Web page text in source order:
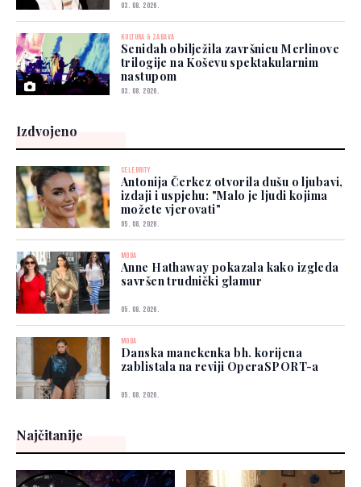
03. 08. 2026.
KULTURA & ZABAVA
Senidah obilježila završnicu Merlinove
trilogije na Koševu spektakularnim
nastupom
03. 08. 2026.
Izdvojeno
CELEBRITY
Antonija Čerkez otvorila dušu o ljubavi,
izdaji i uspjehu: "Malo je ljudi kojima
možete vjerovati"
05. 08. 2026.
MODA
Anne Hathaway pokazala kako izgleda
savršen trudnički glamur
05. 08. 2026.
MODA
Danska manekenka bh. korijena
zablistala na reviji OperaSPORT-a
05. 08. 2026.
Najčitanije